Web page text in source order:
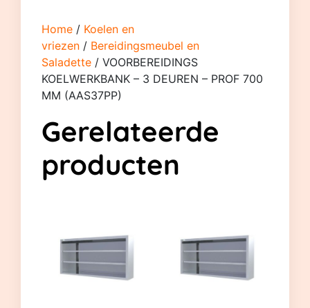
Home / Koelen en
vriezen / Bereidingsmeubel en
Saladette / VOORBEREIDINGS
KOELWERKBANK – 3 DEUREN – PROF 700
MM (AAS37PP)
Gerelateerde
producten